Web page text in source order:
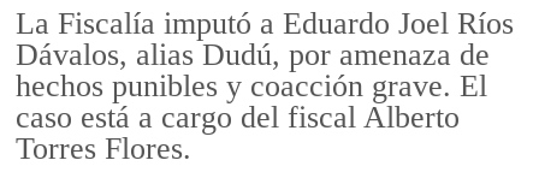
La Fiscalía imputó a Eduardo Joel Ríos
Dávalos, alias Dudú, por amenaza de
hechos punibles y coacción grave. El
caso está a cargo del fiscal Alberto
Torres Flores.